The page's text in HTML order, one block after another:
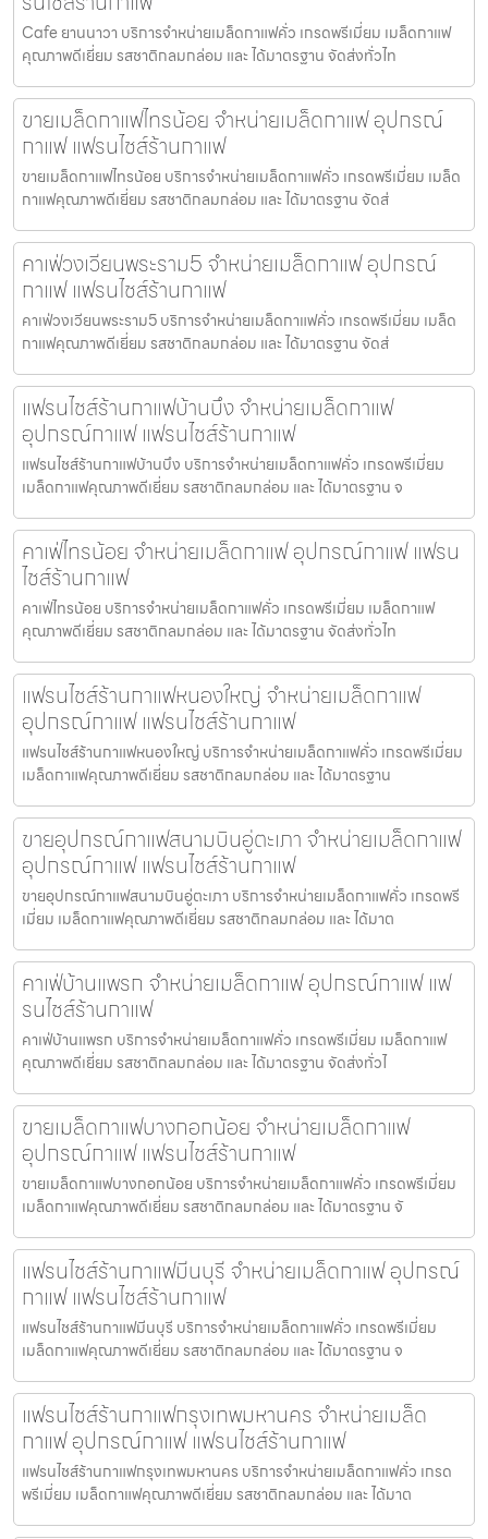
Cafe ยานนาวา บริการจำหน่ายเมล็ดกาแฟคั่ว เกรดพรีเมี่ยม เมล็ดกาแฟ
คุณภาพดีเยี่ยม รสชาติกลมกล่อม และ ได้มาตรฐาน จัดส่งทั่วไท
ขายเมล็ดกาแฟไทรน้อย จำหน่ายเมล็ดกาแฟ อุปกรณ์
กาแฟ แฟรนไชส์ร้านกาแฟ
ขายเมล็ดกาแฟไทรน้อย บริการจำหน่ายเมล็ดกาแฟคั่ว เกรดพรีเมี่ยม เมล็ด
กาแฟคุณภาพดีเยี่ยม รสชาติกลมกล่อม และ ได้มาตรฐาน จัดส่
คาเฟ่วงเวียนพระราม5 จำหน่ายเมล็ดกาแฟ อุปกรณ์
กาแฟ แฟรนไชส์ร้านกาแฟ
คาเฟ่วงเวียนพระราม5 บริการจำหน่ายเมล็ดกาแฟคั่ว เกรดพรีเมี่ยม เมล็ด
กาแฟคุณภาพดีเยี่ยม รสชาติกลมกล่อม และ ได้มาตรฐาน จัดส่
แฟรนไชส์ร้านกาแฟบ้านบึง จำหน่ายเมล็ดกาแฟ
อุปกรณ์กาแฟ แฟรนไชส์ร้านกาแฟ
แฟรนไชส์ร้านกาแฟบ้านบึง บริการจำหน่ายเมล็ดกาแฟคั่ว เกรดพรีเมี่ยม
เมล็ดกาแฟคุณภาพดีเยี่ยม รสชาติกลมกล่อม และ ได้มาตรฐาน จ
คาเฟ่ไทรน้อย จำหน่ายเมล็ดกาแฟ อุปกรณ์กาแฟ แฟรน
ไชส์ร้านกาแฟ
คาเฟ่ไทรน้อย บริการจำหน่ายเมล็ดกาแฟคั่ว เกรดพรีเมี่ยม เมล็ดกาแฟ
คุณภาพดีเยี่ยม รสชาติกลมกล่อม และ ได้มาตรฐาน จัดส่งทั่วไท
แฟรนไชส์ร้านกาแฟหนองใหญ่ จำหน่ายเมล็ดกาแฟ
อุปกรณ์กาแฟ แฟรนไชส์ร้านกาแฟ
แฟรนไชส์ร้านกาแฟหนองใหญ่ บริการจำหน่ายเมล็ดกาแฟคั่ว เกรดพรีเมี่ยม
เมล็ดกาแฟคุณภาพดีเยี่ยม รสชาติกลมกล่อม และ ได้มาตรฐาน
ขายอุปกรณ์กาแฟสนามบินอู่ตะเภา จำหน่ายเมล็ดกาแฟ
อุปกรณ์กาแฟ แฟรนไชส์ร้านกาแฟ
ขายอุปกรณ์กาแฟสนามบินอู่ตะเภา บริการจำหน่ายเมล็ดกาแฟคั่ว เกรดพรี
เมี่ยม เมล็ดกาแฟคุณภาพดีเยี่ยม รสชาติกลมกล่อม และ ได้มาต
คาเฟ่บ้านแพรก จำหน่ายเมล็ดกาแฟ อุปกรณ์กาแฟ แฟ
รนไชส์ร้านกาแฟ
คาเฟ่บ้านแพรก บริการจำหน่ายเมล็ดกาแฟคั่ว เกรดพรีเมี่ยม เมล็ดกาแฟ
คุณภาพดีเยี่ยม รสชาติกลมกล่อม และ ได้มาตรฐาน จัดส่งทั่วไ
ขายเมล็ดกาแฟบางกอกน้อย จำหน่ายเมล็ดกาแฟ
อุปกรณ์กาแฟ แฟรนไชส์ร้านกาแฟ
ขายเมล็ดกาแฟบางกอกน้อย บริการจำหน่ายเมล็ดกาแฟคั่ว เกรดพรีเมี่ยม
เมล็ดกาแฟคุณภาพดีเยี่ยม รสชาติกลมกล่อม และ ได้มาตรฐาน จั
แฟรนไชส์ร้านกาแฟมีนบุรี จำหน่ายเมล็ดกาแฟ อุปกรณ์
กาแฟ แฟรนไชส์ร้านกาแฟ
แฟรนไชส์ร้านกาแฟมีนบุรี บริการจำหน่ายเมล็ดกาแฟคั่ว เกรดพรีเมี่ยม
เมล็ดกาแฟคุณภาพดีเยี่ยม รสชาติกลมกล่อม และ ได้มาตรฐาน จ
แฟรนไชส์ร้านกาแฟกรุงเทพมหานคร จำหน่ายเมล็ด
กาแฟ อุปกรณ์กาแฟ แฟรนไชส์ร้านกาแฟ
แฟรนไชส์ร้านกาแฟกรุงเทพมหานคร บริการจำหน่ายเมล็ดกาแฟคั่ว เกรด
พรีเมี่ยม เมล็ดกาแฟคุณภาพดีเยี่ยม รสชาติกลมกล่อม และ ได้มาต